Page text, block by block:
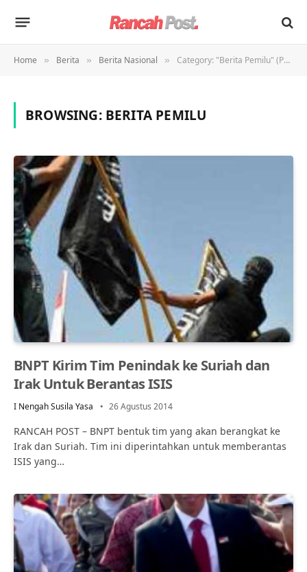
Home » Berita » Berita Nasional » Category: "Berita Pemilu" (Page 2)
BROWSING: BERITA PEMILU
BNPT Kirim Tim Penindak ke Suriah dan
Irak Untuk Berantas ISIS
I Nengah Susila Yasa 26 Agustus 2014
RANCAH POST – BNPT bentuk tim yang akan berangkat ke
Irak dan Suriah. Tim ini diperintahkan untuk memberantas
ISIS yang…